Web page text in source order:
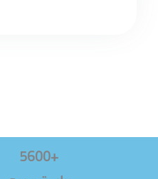
+5600